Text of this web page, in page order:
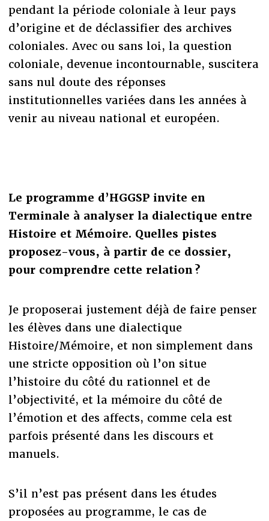
pendant la période coloniale à leur pays
d’origine et de déclassifier des archives
coloniales. Avec ou sans loi, la question
coloniale, devenue incontournable, suscitera
sans nul doute des réponses
institutionnelles variées dans les années à
venir au niveau national et européen.
Le programme d’HGGSP invite en
Terminale à analyser la dialectique entre
Histoire et Mémoire. Quelles pistes
proposez-vous, à partir de ce dossier,
pour comprendre cette relation ?
Je proposerai justement déjà de faire penser
les élèves dans une dialectique
Histoire/Mémoire, et non simplement dans
une stricte opposition où l’on situe
l’histoire du côté du rationnel et de
l’objectivité, et la mémoire du côté de
l’émotion et des affects, comme cela est
parfois présenté dans les discours et
manuels.
S’il n’est pas présent dans les études
proposées au programme, le cas de